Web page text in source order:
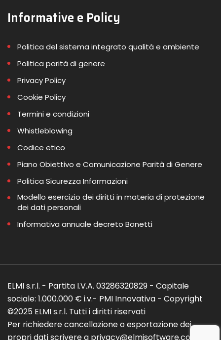
Informative e Policy
Politica del sistema integrato qualità e ambiente
Politica parità di genere
Privacy Policy
Cookie Policy
Termini e condizioni
Whistleblowing
Codice etico
Piano Obiettivo e Comunicazione Parità di Genere
Politica Sicurezza Informazioni
Modello esercizio dei diritti in materia di protezione
dei dati personali
Informativa annuale decreto Bonetti
ELMI s.r.l. - Partita I.V.A. 03286320829 - Capitale
sociale: 1.000.000 € i.v.- PMI Innovativa - Copyright
©2025 ELMI s.r.l. Tutti i diritti riservati
Per richiedere cancellazione o esportazione dei
propri dati scrivere a privacy@elmisoftware.com